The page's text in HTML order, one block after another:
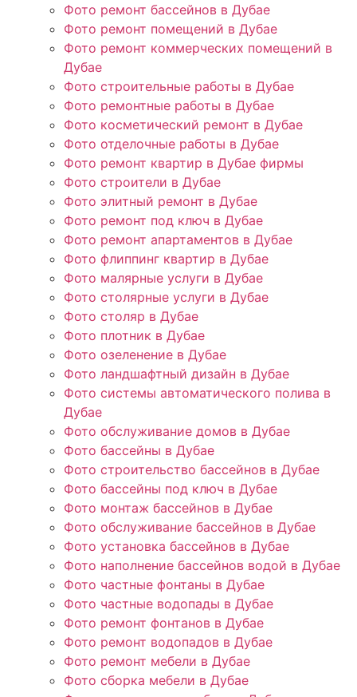
Фото ремонт бассейнов в Дубае
Фото ремонт помещений в Дубае
Фото ремонт коммерческих помещений в
Дубае
Фото строительные работы в Дубае
Фото ремонтные работы в Дубае
Фото косметический ремонт в Дубае
Фото отделочные работы в Дубае
Фото ремонт квартир в Дубае фирмы
Фото строители в Дубае
Фото элитный ремонт в Дубае
Фото ремонт под ключ в Дубае
Фото ремонт апартаментов в Дубае
Фото флиппинг квартир в Дубае
Фото малярные услуги в Дубае
Фото столярные услуги в Дубае
Фото столяр в Дубае
Фото плотник в Дубае
Фото озеленение в Дубае
Фото ландшафтный дизайн в Дубае
Фото системы автоматического полива в
Дубае
Фото обслуживание домов в Дубае
Фото бассейны в Дубае
Фото строительство бассейнов в Дубае
Фото бассейны под ключ в Дубае
Фото монтаж бассейнов в Дубае
Фото обслуживание бассейнов в Дубае
Фото установка бассейнов в Дубае
Фото наполнение бассейнов водой в Дубае
Фото частные фонтаны в Дубае
Фото частные водопады в Дубае
Фото ремонт фонтанов в Дубае
Фото ремонт водопадов в Дубае
Фото ремонт мебели в Дубае
Фото сборка мебели в Дубае